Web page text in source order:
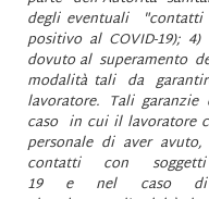
degli eventuali
positivo al COVID-19);
dovuto al superamento
modalità tali da
lavoratore. Tali garanzie
caso in cui il lavoratore
personale di aver
contatti con
19 e nel caso di